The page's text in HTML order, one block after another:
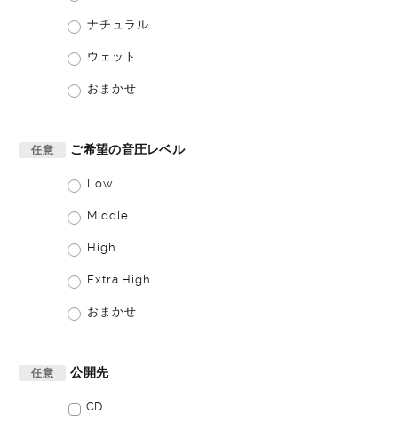
ナチュラル
ウェット
おまかせ
任意 ご希望の音圧レベル
Low
Middle
High
Extra High
おまかせ
任意 公開先
CD